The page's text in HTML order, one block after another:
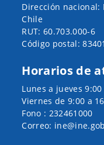
Dirección nacional:
Chile
RUT: 60.703.000-6
Código postal:
Horarios de
Lunes a jueves
Viernes de 9:00 a
Fono : 232461000
Correo: